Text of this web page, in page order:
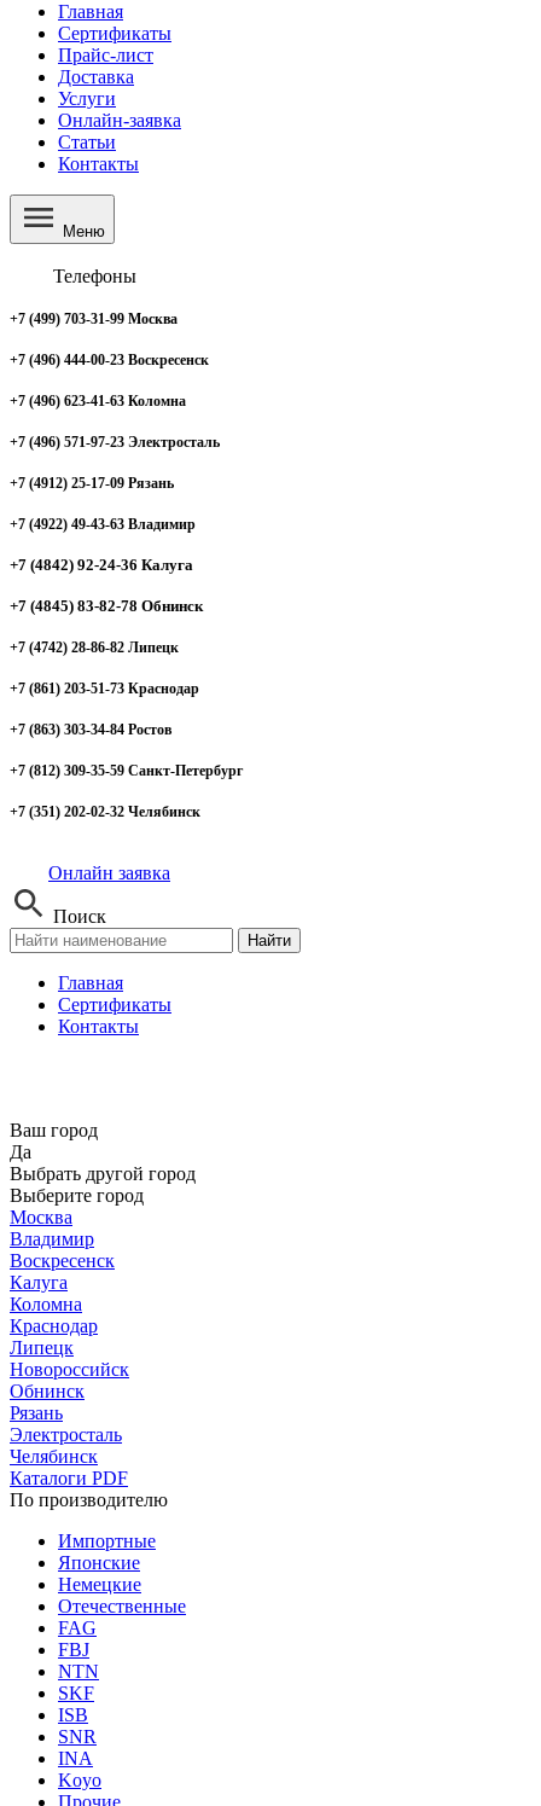
Главная
Сертификаты
Прайс-лист
Доставка
Услуги
Онлайн-заявка
Статьи
Контакты
Меню
Телефоны
+7 (499) 703-31-99 Москва
+7 (496) 444-00-23 Воскресенск
+7 (496) 623-41-63 Коломна
+7 (496) 571-97-23 Электросталь
+7 (4912) 25-17-09 Рязань
+7 (4922) 49-43-63 Владимир
+7 (4842) 92-24-36 Калуга
+7 (4845) 83-82-78 Обнинск
+7 (4742) 28-86-82 Липецк
+7 (861) 203-51-73 Краснодар
+7 (863) 303-34-84 Ростов
+7 (812) 309-35-59 Санкт-Петербург
+7 (351) 202-02-32 Челябинск
Онлайн заявка
Поиск
Найти
Главная
Сертификаты
Контакты
Ваш город
Да
Выбрать другой город
Выберите город
Москва
Владимир
Воскресенск
Калуга
Коломна
Краснодар
Липецк
Новороссийск
Обнинск
Рязань
Электросталь
Челябинск
Каталоги PDF
По производителю
Импортные
Японские
Немецкие
Отечественные
FAG
FBJ
NTN
SKF
ISB
SNR
INA
Koyo
Прочие